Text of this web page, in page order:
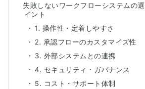
失敗しないワークフローシステムの
イント
1. 操作性・定着しやすさ
2. 承認フローのカスタマイズ性
3. 外部システムとの連携
4. セキュリティ・ガバナンス
5. コスト・サポート体制